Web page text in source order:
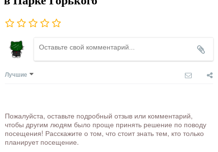
Лучшие
Пожалуйста, оставьте подробный отзыв или комментарий,
чтобы другим людям было проще принять решение по поводу
посещения! Расскажите о том, что стоит знать тем, кто только
планирует посещение.